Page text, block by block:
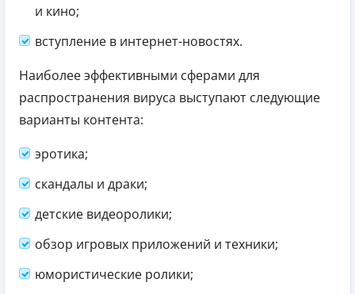
и кино;
вступление в интернет-новостях.
Наиболее эффективными сферами для
распространения вируса выступают следующие
варианты контента:
эротика;
скандалы и драки;
детские видеоролики;
обзор игровых приложений и техники;
юмористические ролики;